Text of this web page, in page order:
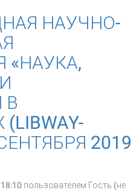
НАУЧНО-
«НАУКА,
В
2019
пользователем Гость (не